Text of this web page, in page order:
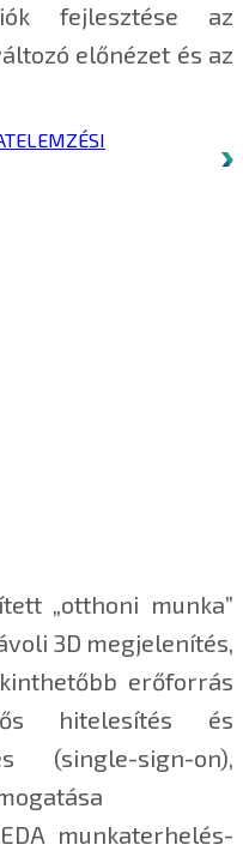
fejlesztése az
előnézet és az
„otthoni munka”
3D megjelenítés,
erőforrás
hitelesítés és
(single-sign-on),
munkaterhelés-